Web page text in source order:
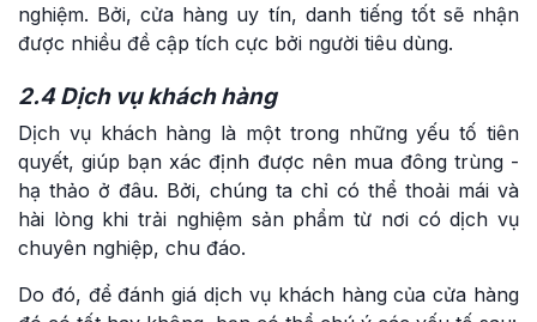
nghiệm. Bởi, cửa hàng uy tín, danh tiếng tốt sẽ nhận
được nhiều đề cập tích cực bởi người tiêu dùng.
2.4 Dịch vụ khách hàng
Dịch vụ khách hàng là một trong những yếu tố tiên
quyết, giúp bạn xác định được nên mua đông trùng -
hạ thảo ở đâu. Bởi, chúng ta chỉ có thể thoải mái và
hài lòng khi trải nghiệm sản phẩm từ nơi có dịch vụ
chuyên nghiệp, chu đáo.
Do đó, để đánh giá dịch vụ khách hàng của cửa hàng